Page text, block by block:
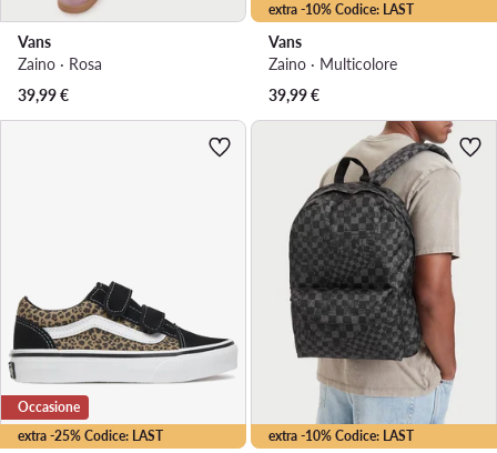
Vans
Zaino · Rosa
39,99€
extra -10% Codice: LAST
Vans
Zaino · Multicolore
39,99€
extra -25% Codice: LAST
Occasione
extra -10% Codice: LAST